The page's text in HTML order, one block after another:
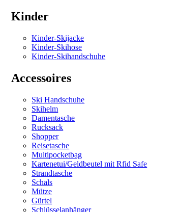
Kinder
Kinder-Skijacke
Kinder-Skihose
Kinder-Skihandschuhe
Accessoires
Ski Handschuhe
Skihelm
Damentasche
Rucksack
Shopper
Reisetasche
Multipocketbag
Kartenetui/Geldbeutel mit Rfid Safe
Strandtasche
Schals
Mütze
Gürtel
Schlüsselanhänger